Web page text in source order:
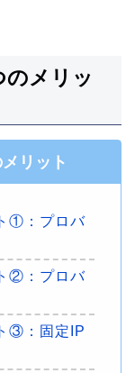
のメリッ
リット
①：プロバ
②：プロバ
③：固定IP